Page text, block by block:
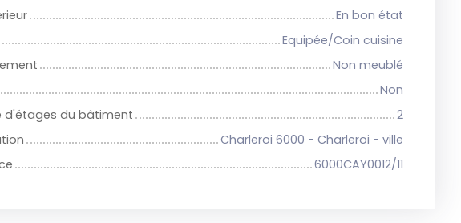
En bon état
Equipée/Coin cuisine
Non meublé
Non
d'étages du bâtiment
2
Charleroi 6000 - Charleroi - ville
6000CAY0012/11